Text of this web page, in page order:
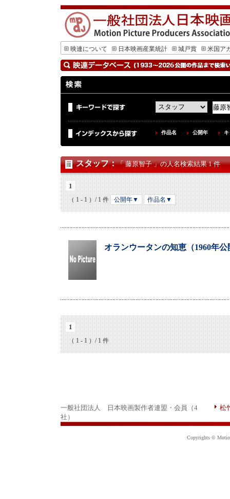
映連について 日本映画産業統計 城戸賞 米国ア
作品名 公開年
スタッフ：「 藤原智子 」の人名検索結果 1 件
1
（ 1 - 1 ）/ 1 件 公開年▼ 作品名▼
オランウータンの知恵（1960年公
1
（ 1 - 1 ）/ 1 件
一般社団法人 日本映画製作者連盟・会員（4
社）
松
Copyrights ©